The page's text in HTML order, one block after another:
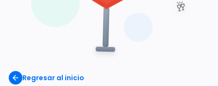
Regresar al inicio
🥂